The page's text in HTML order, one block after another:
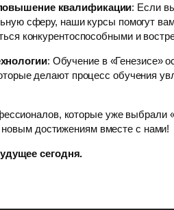
квалификации: Если
сферу, наши курсы помогут
конкурентоспособными и
: Обучение в «Генезисе»
делают процесс обучения
которые уже выбрали
достижениям вместе с нами!
сегодня.